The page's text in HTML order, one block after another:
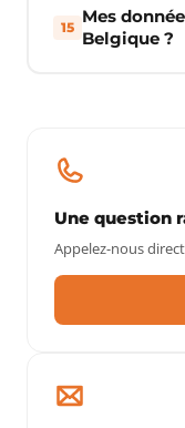
15
Mes
Belgique ?
Une question
Appelez-nous